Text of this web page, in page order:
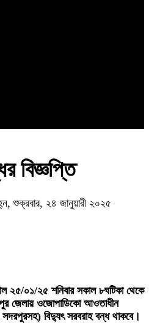
বিজ্ঞপ্তি
২৪ জানুয়ারী ২০২৫
২৫/০১/২৫ শনিবার সকাল ৮ঘটিকা থেকে
জেলায় ওজোপাডিকো আওতাধীন
বিদ্যুৎ সরবরাহ বন্ধ থাকবে।